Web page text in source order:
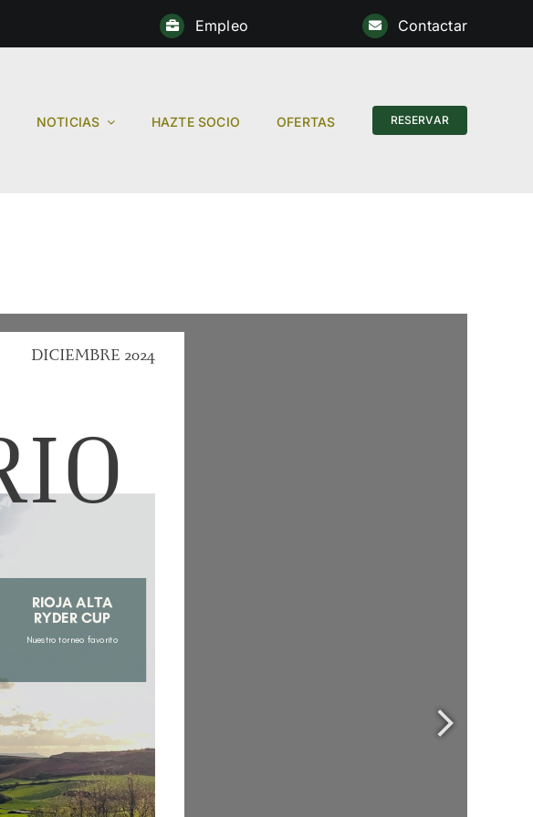
Empleo Contactar
NOTICIAS HAZTE SOCIO OFERTAS RESERVAR
Anterior